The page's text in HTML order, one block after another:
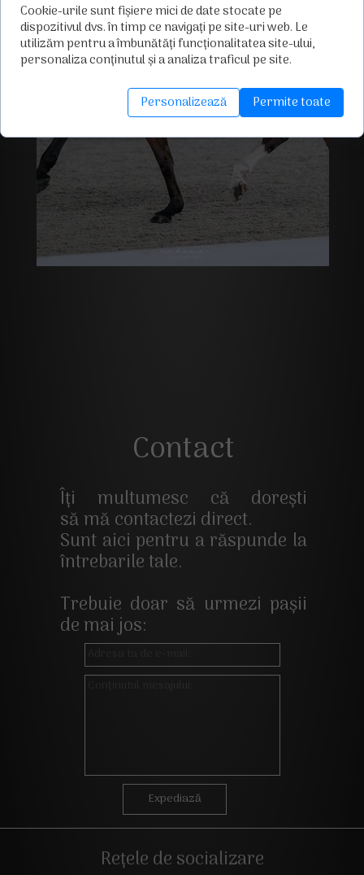
Contact
Îți multumesc că dorești
să mă contactezi direct.
Sunt aici pentru a răspunde la
întrebarile tale.
Trebuie doar să urmezi pașii
de mai jos:
Expediază
Rețele de socializare
Cookie-urile sunt fișiere mici de date stocate pe
dispozitivul dvs. în timp ce navigați pe site-uri web. Le
utilizăm pentru a îmbunătăți funcționalitatea site-ului,
personaliza conținutul și a analiza traficul pe site.
Personalizează Permite toate